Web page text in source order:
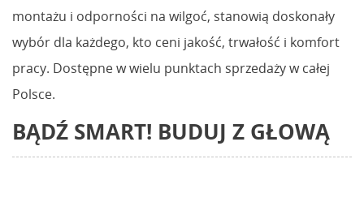
montażu i odporności na wilgoć, stanowią doskonały
wybór dla każdego, kto ceni jakość, trwałość i komfort
pracy. Dostępne w wielu punktach sprzedaży w całej
Polsce.
BĄDŹ SMART! BUDUJ Z GŁOWĄ